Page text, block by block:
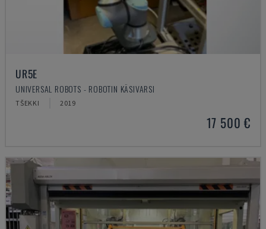
UR5E
UNIVERSAL ROBOTS - ROBOTIN KÄSIVARSI
TŠEKKI 2019
17 500 €